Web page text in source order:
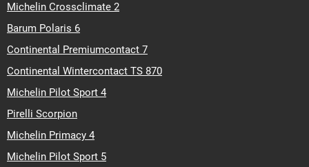
Michelin Crossclimate 2
Barum Polaris 6
Continental Premiumcontact 7
Continental Wintercontact TS 870
Michelin Pilot Sport 4
Pirelli Scorpion
Michelin Primacy 4
Michelin Pilot Sport 5